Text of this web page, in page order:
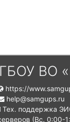
ВО
https://
help@samgups.ru
Тех. поддержка
(Вc. 0:00-